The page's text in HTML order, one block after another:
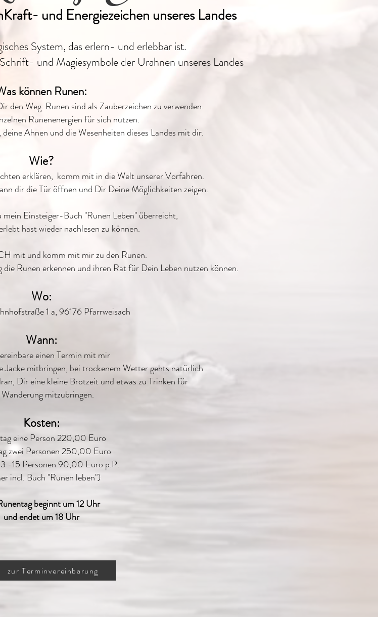
und Energiezeichen unseres Landes
System, das erlern- und erlebbar ist.
und Magiesymbole der Urahnen unseres Landes
können Runen:
den Weg. Runen sind als Zauberzeichen zu verwenden.
Runenenergien für sich nutzen.
Ahnen und die Wesenheiten dieses Landes mit dir.
Wie?
erklären, komm mit in die Welt unserer Vorfahren.
dir die Tür öffnen und Dir Deine Möglichkeiten zeigen.
Einsteiger-Buch "Runen Leben" überreicht,
hast wieder nachlesen zu können.
mit und komm mit mir zu den Runen.
Runen erkennen und ihren Rat für Dein Leben nutzen können.
Wo:
1 a, 96176 Pfarrweisach
Wann:
einen Termin mit mir
Jacke mitbringen, bei trockenem Wetter gehts natürlich
Dir eine kleine Brotzeit und etwas zu Trinken für
mitzubringen.
Kosten:
eine Person 220,00 Euro
zwei Personen 250,00 Euro
-15 Personen 90,00 Euro p.P.
incl. Buch "Runen leben")
beginnt um 12 Uhr
und endet um 18 Uhr
zur Terminvereinbarung